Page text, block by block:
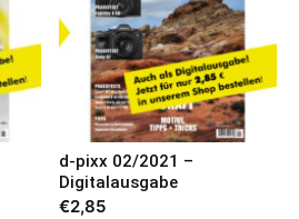
d-pixx 02/2021 –
Digitalausgabe
€2,85